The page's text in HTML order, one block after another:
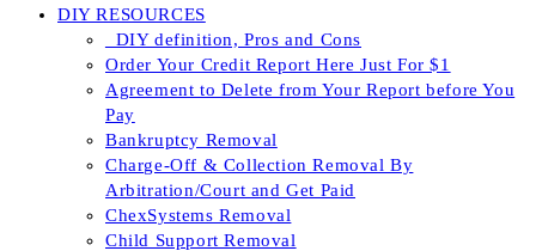
DIY RESOURCES
_DIY definition, Pros and Cons
Order Your Credit Report Here Just For $1
Agreement to Delete from Your Report before You
Pay
Bankruptcy Removal
Charge-Off & Collection Removal By
Arbitration/Court and Get Paid
ChexSystems Removal
Child Support Removal